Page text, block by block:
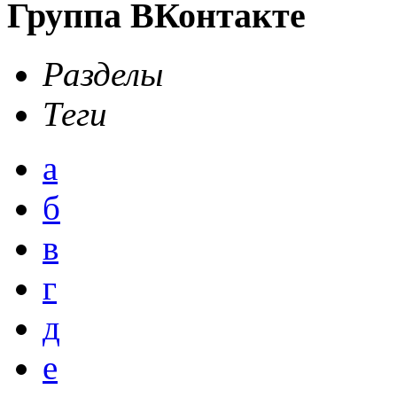
Группа ВКонтакте
Разделы
Теги
а
б
в
г
д
е